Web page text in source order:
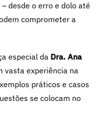
desde o erro e dolo até
comprometer a
especial da Dra. Ana
vasta experiência na
práticos e casos
se colocam no